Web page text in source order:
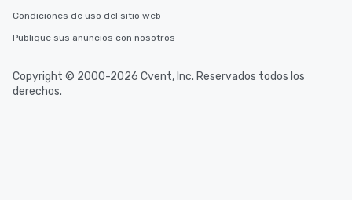
Condiciones de uso del sitio web
Publique sus anuncios con nosotros
Copyright © 2000-2026 Cvent, Inc. Reservados todos los
derechos.